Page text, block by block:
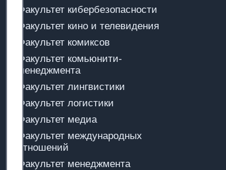
Факультет кибербезопасности
Факультет кино и телевидения
Факультет комиксов
Факультет комьюнити-
менеджмента
Факультет лингвистики
Факультет логистики
Факультет медиа
Факультет международных
отношений
Факультет менеджмента